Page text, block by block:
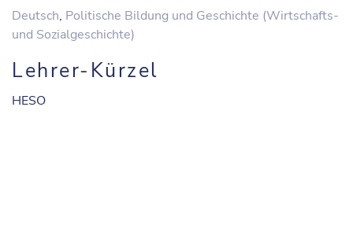
Deutsch, Politische Bildung und Geschichte (Wirtschafts-
und Sozialgeschichte)
Lehrer-Kürzel
HESO